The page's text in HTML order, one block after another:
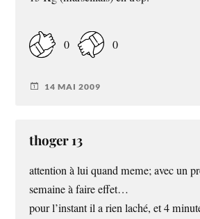
0 0
14 MAI 2009
thoger 13
attention à lui quand meme; avec un
semaine à faire effet…
pour l’instant il a rien laché, et 4